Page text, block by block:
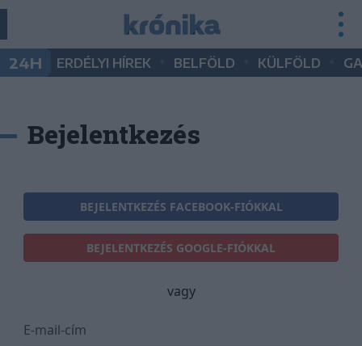
24H ERDÉLYI HÍREK BELFÖLD KÜLFÖLD
Bejelentkezés
BEJELENTKEZÉS FACEBOOK-FIÓKKAL
BEJELENTKEZÉS GOOGLE-FIÓKKAL
vagy
E-mail-cím